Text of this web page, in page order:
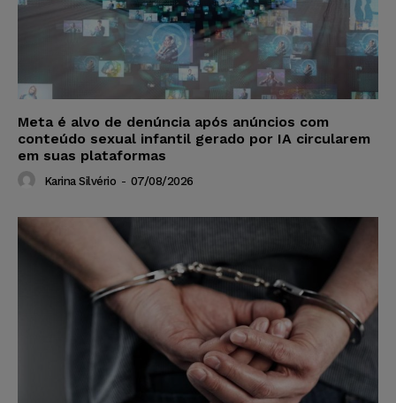
Meta é alvo de denúncia após anúncios com
conteúdo sexual infantil gerado por IA circularem
em suas plataformas
Karina Silvério - 07/08/2026